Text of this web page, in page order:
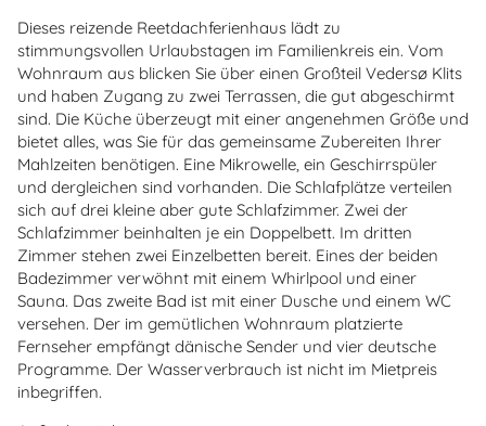
Dieses reizende Reetdachferienhaus lädt zu
stimmungsvollen Urlaubstagen im Familienkreis ein. Vom
Wohnraum aus blicken Sie über einen Großteil Vedersø Klits
und haben Zugang zu zwei Terrassen, die gut abgeschirmt
sind. Die Küche überzeugt mit einer angenehmen Größe und
bietet alles, was Sie für das gemeinsame Zubereiten Ihrer
Mahlzeiten benötigen. Eine Mikrowelle, ein Geschirrspüler
und dergleichen sind vorhanden. Die Schlafplätze verteilen
sich auf drei kleine aber gute Schlafzimmer. Zwei der
Schlafzimmer beinhalten je ein Doppelbett. Im dritten
Zimmer stehen zwei Einzelbetten bereit. Eines der beiden
Badezimmer verwöhnt mit einem Whirlpool und einer
Sauna. Das zweite Bad ist mit einer Dusche und einem WC
versehen. Der im gemütlichen Wohnraum platzierte
Fernseher empfängt dänische Sender und vier deutsche
Programme. Der Wasserverbrauch ist nicht im Mietpreis
inbegriffen.